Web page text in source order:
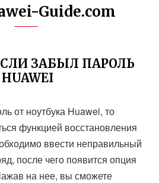
Guide.com
ЗАБЫЛ ПАРОЛЬ
от ноутбука Huawei, то
функцией восстановления
ввести неправильный
после чего появится опция
на нее, вы сможете